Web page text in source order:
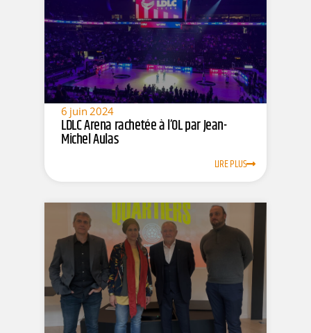
6 juin 2024
LDLC Arena rachetée à l’OL par Jean-
Michel Aulas
LIRE PLUS